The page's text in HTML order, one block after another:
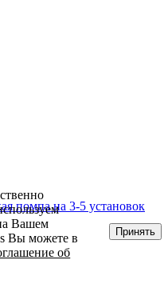
помпа на 3-5 установок
Вашем
Вы можете в
об
Принять